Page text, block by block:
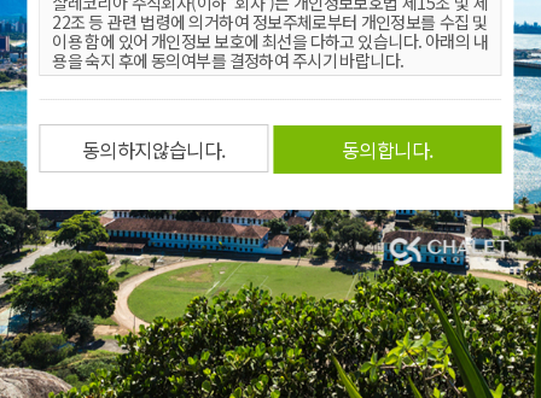
로 합니다.
제2조 (용어의 정의)
(1) '이용자'란 회사에 접속하여 이 약관에 따라 회사가 제공하
는 서비스를 받는 회원 및 비회원을 말합니다.
(2) '회원'이라 함은 회사에 개인 정보를 제공하여 회원 등록을
한 자로서, 계속적으로 회사가 제공하는 서비스를 이용할 수 있
는 자를 말합니다.
(3) '비회원'이라 함은 회원에 가입하지 않고 회사가 제공하는
서비스를 제공받는 자를 말합니다.
(4) '아이디'라 함은 회원의 식별과 서비스 이용을 위하여 정한
문자나 숫자 또는 그 조합을 의미합니다.
코리
아개
인정
이용
에 동
22조 등 관련 법령에 의거하여 정보주체로부터 개인정보를 수집 및
이용 함에 있어 개인정보 보호에 최선을 다하고 있습니다. 아래의 내
용을 숙지 후에 동의여부를 결정하여 주시기 바랍니다.
1. 개인정보수집 및 이용 내역
(1) 수집 및 이용항목
- 필수항목 :아이디, 이름, 비밀번호, 휴대전화 번호
- 선택항목 : 이메일
(휴양시설 이용)
(3) 수집 및 이용기간 : 서비스종료 시 까지
(4) 수집 및 이용거부 : 귀하는 개인정보를 수집 및 이용하는데 동의
를 거부할 권리가 있으며, 동의를 거부할 경우 서비스 이용이 제한됩
니다.